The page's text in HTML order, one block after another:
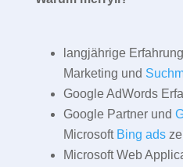
langjährige
Marketing und
Google AdWords
Google Partner und
Microsoft Bing ads
Microsoft Web